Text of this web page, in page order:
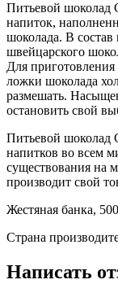
Питьевой шоколад
напиток,
шоколада. В
швейцарского
Для
ложки шоколада
размешать.
остановить свой
Питьевой шоколад
напитков во всем
существования на
производит свой
Жестяная банка,
Страна
Написать